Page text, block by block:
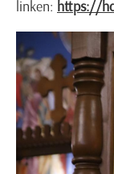
linken: https://